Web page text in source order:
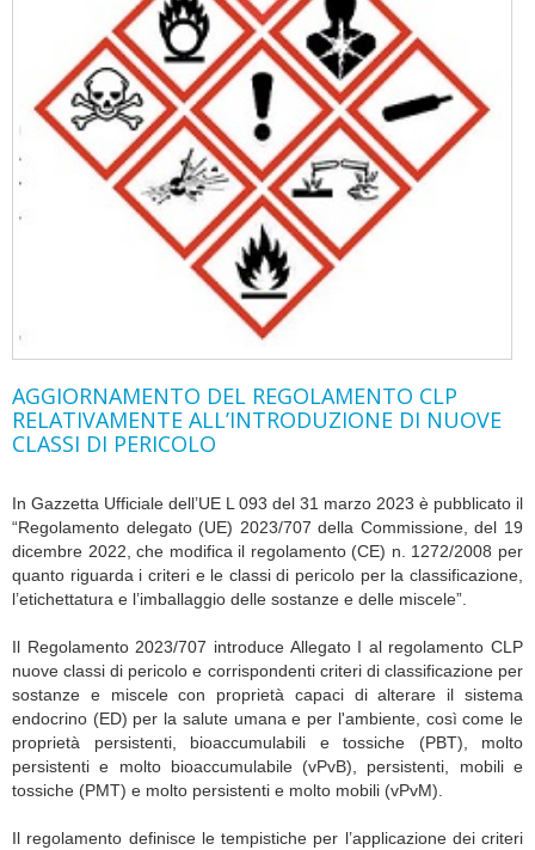
AGGIORNAMENTO DEL REGOLAMENTO CLP
RELATIVAMENTE ALL’INTRODUZIONE DI NUOVE
CLASSI DI PERICOLO
In Gazzetta Ufficiale dell’UE L 093 del 31 marzo 2023 è pubblicato il
“Regolamento delegato (UE) 2023/707 della Commissione, del 19
dicembre 2022, che modifica il regolamento (CE) n. 1272/2008 per
quanto riguarda i criteri e le classi di pericolo per la classificazione,
l’etichettatura e l’imballaggio delle sostanze e delle miscele”.
Il Regolamento 2023/707 introduce Allegato I al regolamento CLP
nuove classi di pericolo e corrispondenti criteri di classificazione per
sostanze e miscele con proprietà capaci di alterare il sistema
endocrino (ED) per la salute umana e per l'ambiente, così come le
proprietà persistenti, bioaccumulabili e tossiche (PBT), molto
persistenti e molto bioaccumulabile (vPvB), persistenti, mobili e
tossiche (PMT) e molto persistenti e molto mobili (vPvM).
Il regolamento definisce le tempistiche per l’applicazione dei criteri